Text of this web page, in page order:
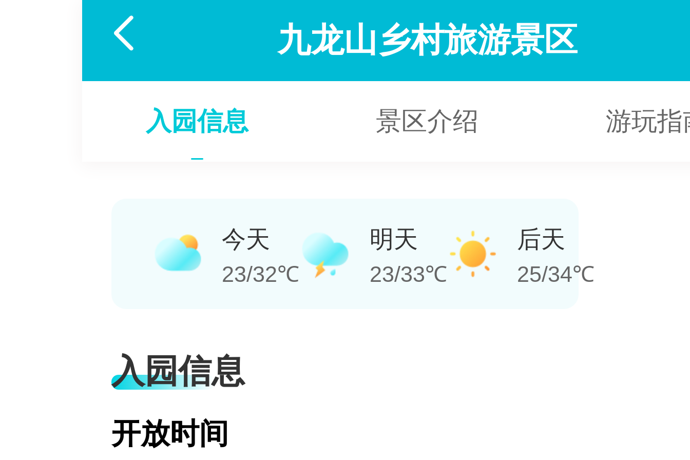
 九龙山乡村旅游景区
入园信息 景区介绍 游玩指
今天
23/32℃
明天
23/33℃
后天
25/34℃
入园信息
开放时间